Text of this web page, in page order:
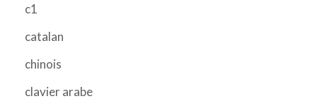
c1
catalan
chinois
clavier arabe